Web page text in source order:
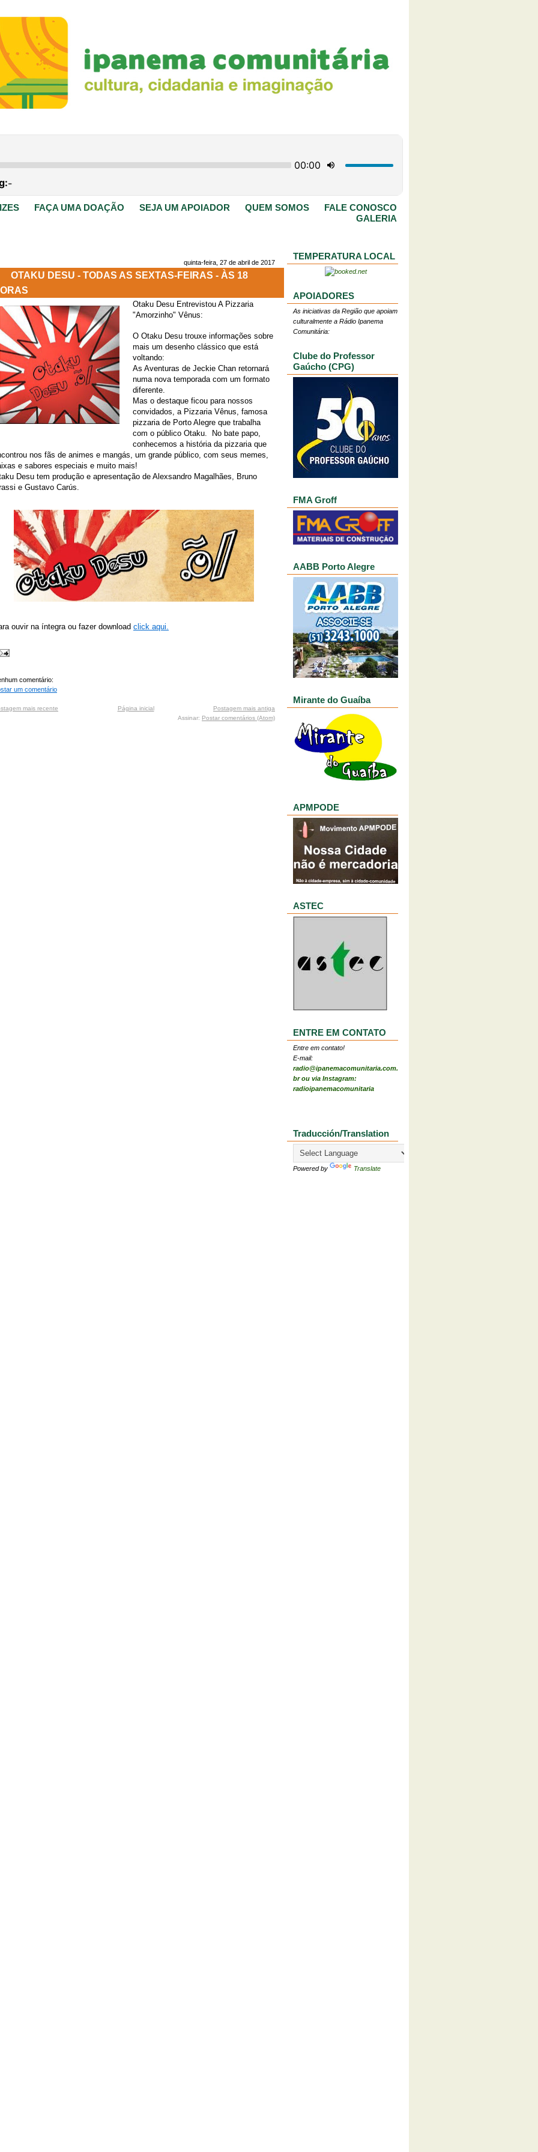
FAÇA UMA DOAÇÃO SEJA UM APOIADOR QUEM SOMOS
FALE CONOSCO
GALERIA
quinta-feira, 27 de abril de 2017
OTAKU DESU - TODAS AS SEXTAS-FEIRAS - ÀS 18
Otaku Desu Entrevistou A Pizzaria
"Amorzinho" Vênus:
O Otaku Desu trouxe informações sobre
mais um desenho clássico que está
voltando:
As Aventuras de Jeckie Chan retornará
numa nova temporada com um formato
diferente.
Mas o destaque ficou para nossos
convidados, a Pizzaria Vênus, famosa
pizzaria de Porto Alegre que trabalha
com o público Otaku. No bate papo,
conhecemos a história da pizzaria que
nos fãs de animes e mangás, um grande público, com seus memes,
e sabores especiais e muito mais!
Desu tem produção e apresentação de Alexsandro Magalhães, Bruno
e Gustavo Carús.
ouvir na íntegra ou fazer download click aqui.
comentário:
um comentário
mais recente Postagem mais antiga
Página inicial
Assinar: Postar comentários (Atom)
TEMPERATURA LOCAL
APOIADORES
As iniciativas da Região que apoiam
culturalmente a Rádio Ipanema
Comunitária:
Clube do Professor
Gaúcho (CPG)
FMA Groff
AABB Porto Alegre
Mirante do Guaíba
APMPODE
ASTEC
ENTRE EM CONTATO
Entre em contato!
E-mail:
radio@ipanemacomunitaria.com.
br ou via Instagram:
radioipanemacomunitaria
Traducción/Translation
Powered by Translate